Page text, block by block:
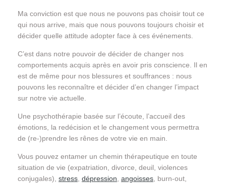
Ma conviction est que nous ne pouvons pas choisir tout ce
qui nous arrive, mais que nous pouvons toujours choisir et
décider quelle attitude adopter face à ces événements.
C’est dans notre pouvoir de décider de changer nos
comportements acquis après en avoir pris conscience. Il en
est de même pour nos blessures et souffrances : nous
pouvons les reconnaître et décider d’en changer l’impact
sur notre vie actuelle.
Une psychothérapie basée sur l’écoute, l’accueil des
émotions, la redécision et le changement vous permettra
de (re-)prendre les rênes de votre vie en main.
Vous pouvez entamer un chemin thérapeutique en toute
situation de vie (expatriation, divorce, deuil, violences
conjugales), stress dépression angoisses , burn-out,